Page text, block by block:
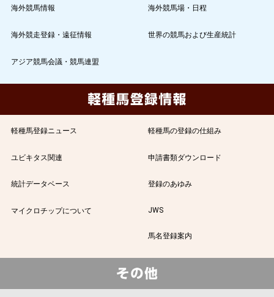
海外競馬情報 海外競馬場・日程
海外競走登録・遠征情報 世界の競馬および生産統計
アジア競馬会議・競馬連盟
軽種馬登録ニュース 軽種馬の登録の仕組み
ユビキタス関連 申請書類ダウンロード
統計データベース 登録のあゆみ
マイクロチップについて JWS
馬名登録案内